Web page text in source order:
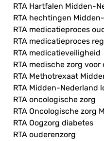
RTA Hartfalen Midden-
RTA hechtingen
RTA medicatieproces
RTA medicatieproces
RTA medicatieveiligheid
RTA medische zorg
RTA Methotrexaat
RTA Midden-Nederland
RTA oncologische zorg
RTA Oncologische zorg
RTA Oogzorg diabetes
RTA ouderenzorg